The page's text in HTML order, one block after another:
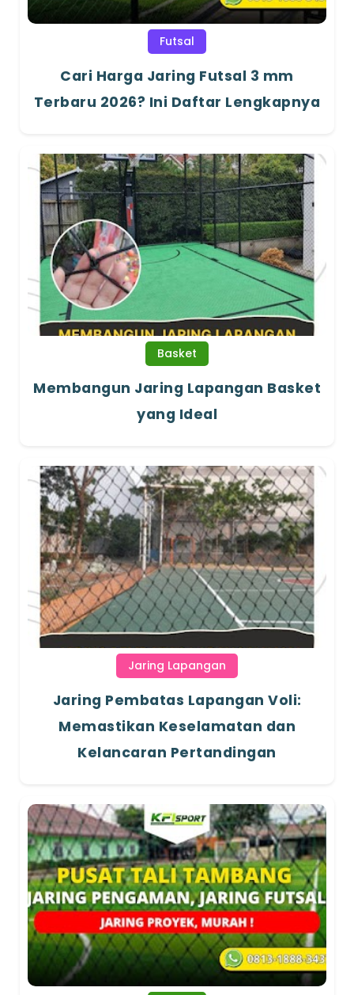
Futsal
Cari Harga Jaring Futsal 3 mm
Terbaru 2026? Ini Daftar Lengkapnya
Basket
Membangun Jaring Lapangan Basket
yang Ideal
Jaring Lapangan
Jaring Pembatas Lapangan Voli:
Memastikan Keselamatan dan
Kelancaran Pertandingan